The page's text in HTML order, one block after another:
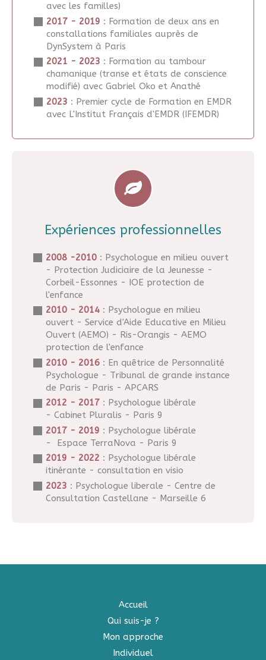
avec les familles)
2017 - 2019 : Formation de deux ans en
constallations familiales auprès de
DynSystem à Paris
2021 - 2023 : Formation au tambour
chamanique (transe et états de conscience
modifié) avec Gabriel Oko et Anathé
2023 : Premier cycle de Formation en EMDR
avec L'Institut Français d'EMDR (IFEMDR)
Expériences professionnelles
2008 -2010 : Psychologue en milieu ouvert
- Protection Judiciaire de la Jeunesse -
Corbeil-Essonnes - IOE protection de
l'enfance
2010 - 2014 : Psychologue en milieu
ouvert - Service d'Aide Educative en Milieu
Ouvert (AEMO) - Ris-Orangis - AEMO
protection de l'enfance
2010 - 2016 : En quêtrice de Personnalité
Psychologue - Tribunal de grande instance
de Paris - Paris - APCARS
2012 - 2017 : Psychologue libérale
- Cabinet Pluralis - Paris 9
2017 - 2019 : Psychologue libérale
- Espace TerraNova - Paris 9
2019 - 2022 : Psychologue libérale
itinérante - consultation en visio
2023 : Psychologue liberale - Centre de
Consultation Castellane - Marseille 6
Accueil
Qui suis-je ?
Mon approche
Individuel